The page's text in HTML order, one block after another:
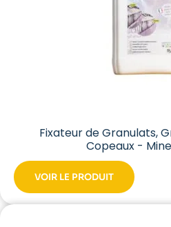
Fixateur de Granulats,
Copeaux -
VOIR LE PRODUIT